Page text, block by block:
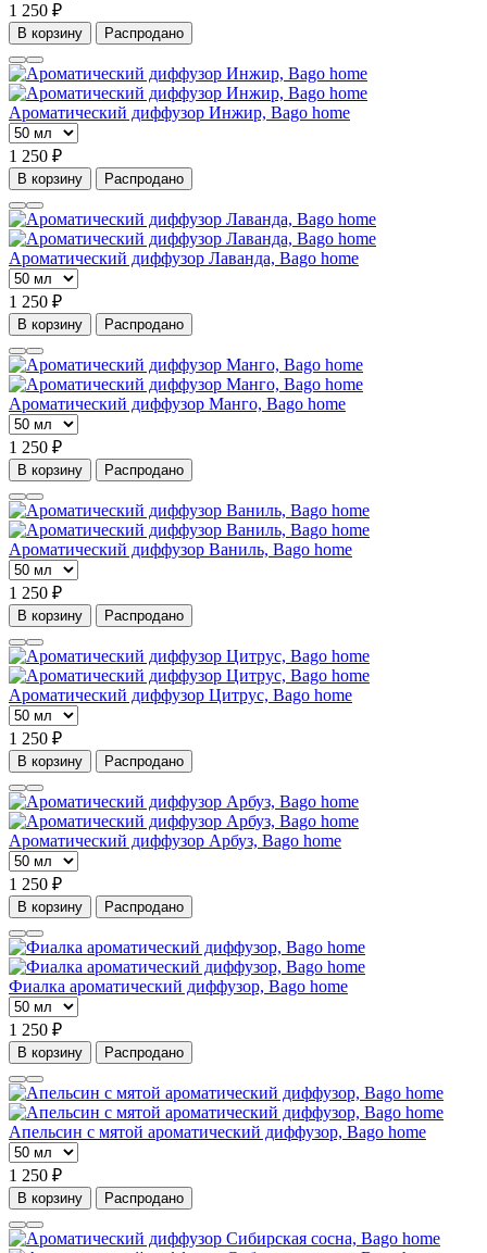
1 250 ₽
В корзину Распродано
Ароматический диффузор Инжир, Bago home
1 250 ₽
В корзину Распродано
Ароматический диффузор Лаванда, Bago home
1 250 ₽
В корзину Распродано
Ароматический диффузор Манго, Bago home
1 250 ₽
В корзину Распродано
Ароматический диффузор Ваниль, Bago home
1 250 ₽
В корзину Распродано
Ароматический диффузор Цитрус, Bago home
1 250 ₽
В корзину Распродано
Ароматический диффузор Арбуз, Bago home
1 250 ₽
В корзину Распродано
Фиалка ароматический диффузор, Bago home
1 250 ₽
В корзину Распродано
Апельсин с мятой ароматический диффузор, Bago home
1 250 ₽
В корзину Распродано